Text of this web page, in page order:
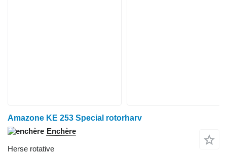
Amazone KE 253 Special rotorharv
Enchère
Herse rotative